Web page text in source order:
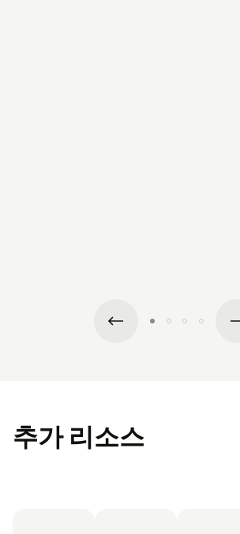
추가 리소스